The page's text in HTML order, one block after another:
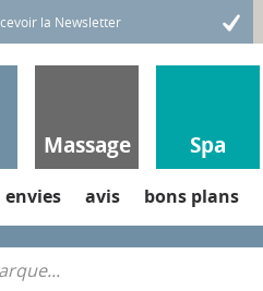
Massage Spa
envies avis bons plans